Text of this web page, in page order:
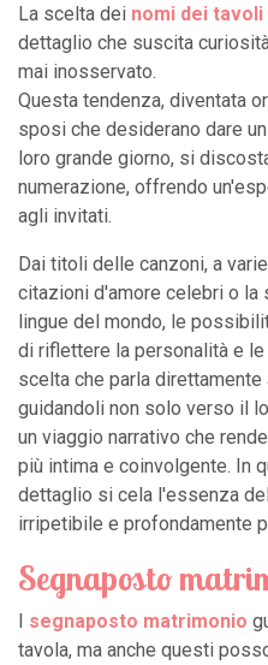
La scelta dei nomi dei
dettaglio che suscita
mai inosservato.
Questa tendenza, diventata
sposi che desiderano dare
loro grande giorno, si
numerazione, offrendo
agli invitati.
Dai titoli delle canzoni, a
citazioni d'amore celebri o la
lingue del mondo, le
di riflettere la personalità e
scelta che parla
guidandoli non solo verso il
un viaggio narrativo che
più intima e coinvolgente. In
dettaglio si cela l'essenza
irripetibile e profondamente
Segnaposto
I segnaposto matrimonio
tavola, ma anche questi